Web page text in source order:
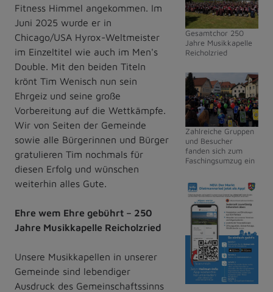
Gesamtchor 250
Jahre Musikkapelle
Reicholzried
Zahlreiche Gruppen
und Besucher
fanden sich zum
Faschingsumzug ein
Fitness Himmel angekommen. Im
Juni 2025 wurde er in
Chicago/USA Hyrox-Weltmeister
im Einzeltitel wie auch im Men's
Double. Mit den beiden Titeln
krönt Tim Wenisch nun sein
Ehrgeiz und seine große
Vorbereitung auf die Wettkämpfe.
Wir von Seiten der Gemeinde
sowie alle Bürgerinnen und Bürger
gratulieren Tim nochmals für
diesen Erfolg und wünschen
weiterhin alles Gute.
Ehre wem Ehre gebührt – 250
Jahre Musikkapelle Reicholzried
Unsere Musikkapellen in unserer
Gemeinde sind lebendiger
Ausdruck des Gemeinschaftssinns